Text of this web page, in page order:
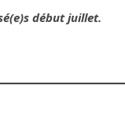
début juillet.